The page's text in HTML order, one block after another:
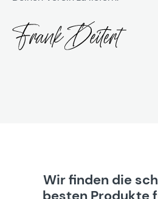
Wir finden die